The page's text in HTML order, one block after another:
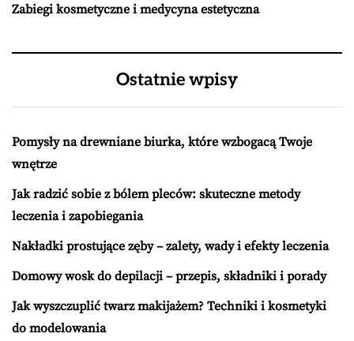
Zabiegi kosmetyczne i medycyna estetyczna
Ostatnie wpisy
Pomysły na drewniane biurka, które wzbogacą Twoje
wnętrze
Jak radzić sobie z bólem pleców: skuteczne metody
leczenia i zapobiegania
Nakładki prostujące zęby – zalety, wady i efekty leczenia
Domowy wosk do depilacji – przepis, składniki i porady
Jak wyszczuplić twarz makijażem? Techniki i kosmetyki
do modelowania